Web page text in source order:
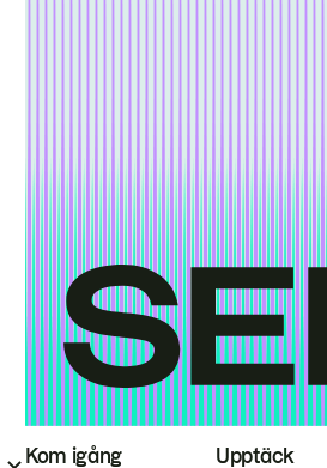
Kom igång Upptäck